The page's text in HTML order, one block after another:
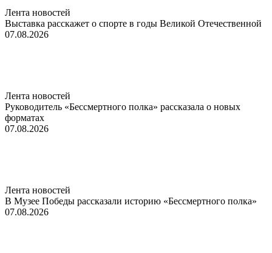
Лента новостей
Выставка расскажет о спорте в годы Великой Отечественной
07.08.2026
Лента новостей
Руководитель «Бессмертного полка» рассказала о новых
форматах
07.08.2026
Лента новостей
В Музее Победы рассказали историю «Бессмертного полка»
07.08.2026